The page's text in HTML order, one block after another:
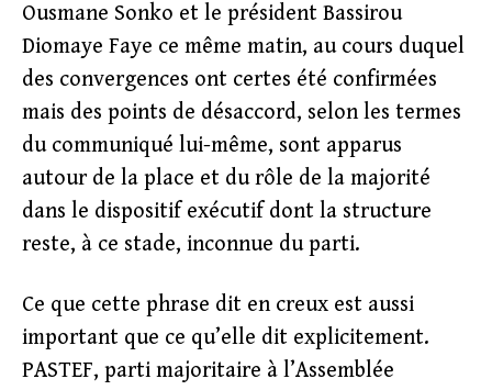
Ousmane Sonko et le président Bassirou
Diomaye Faye ce même matin, au cours duquel
des convergences ont certes été confirmées
mais des points de désaccord, selon les termes
du communiqué lui-même, sont apparus
autour de la place et du rôle de la majorité
dans le dispositif exécutif dont la structure
reste, à ce stade, inconnue du parti.
Ce que cette phrase dit en creux est aussi
important que ce qu’elle dit explicitement.
PASTEF, parti majoritaire à l’Assemblée